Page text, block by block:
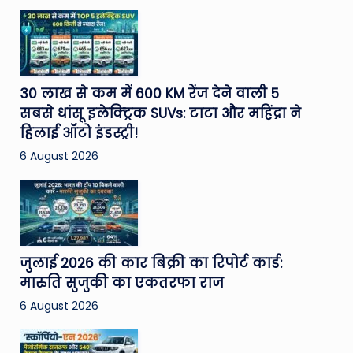
30 लाख से कम में 600 KM रेंज देने वाली 5
सबसे धांसू इलेक्ट्रिक SUVs: टाटा और महिंद्रा ने
हिलाई ऑटो इंडस्ट्री!
6 August 2026
जुलाई 2026 की कार बिक्री का रिपोर्ट कार्ड:
मारुति सुजुकी का एकतरफा राज
6 August 2026